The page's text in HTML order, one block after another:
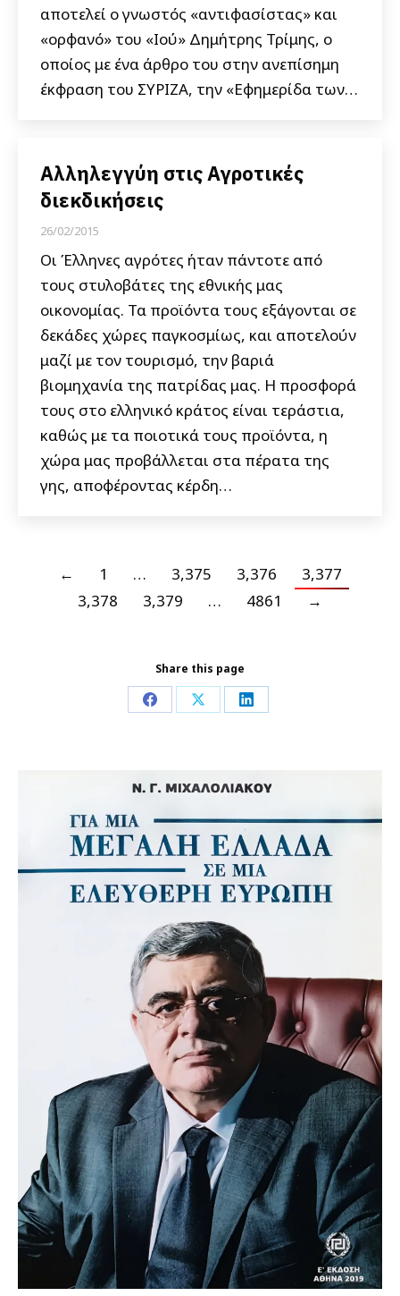
αποτελεί ο γνωστός «αντιφασίστας» και
«ορφανό» του «Ιού» Δημήτρης Τρίμης, ο
οποίος με ένα άρθρο του στην ανεπίσημη
έκφραση του ΣΥΡΙΖΑ, την «Εφημερίδα των…
Αλληλεγγύη στις Αγροτικές
διεκδικήσεις
26/02/2015
Οι Έλληνες αγρότες ήταν πάντοτε από
τους στυλοβάτες της εθνικής μας
οικονομίας. Τα προϊόντα τους εξάγονται σε
δεκάδες χώρες παγκοσμίως, και αποτελούν
μαζί με τον τουρισμό, την βαριά
βιομηχανία της πατρίδας μας. Η προσφορά
τους στο ελληνικό κράτος είναι τεράστια,
καθώς με τα ποιοτικά τους προϊόντα, η
χώρα μας προβάλλεται στα πέρατα της
γης, αποφέροντας κέρδη…
← 1 … 3,375 3,376
3,377
3,378
3,379 … 4861 →
Share this page
Share Share Share